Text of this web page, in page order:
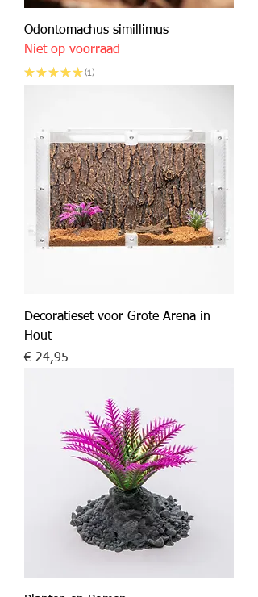
Odontomachus simillimus
Niet op voorraad
★ ★ ★ ★ ★ 1
1
Decoratieset voor Grote Arena in
Hout
Prijs
€ 24,95